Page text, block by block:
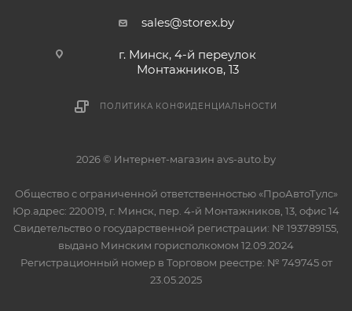
sales@storex.by
г. Минск, 4-й переулок
Монтажников, 13
ПОЛИТИКА КОНФИДЕНЦИАЛЬНОСТИ
2026 © Интернет-магазин avs-auto.by
Общество с ограниченной ответственностью «ПроАвтоТулс»
Юр.адрес: 220019, г. Минск, пер. 4-й Монтажников, 13, офис 14
Свидетельство о государственной регистрации: № 193789155,
выдано Минским горисполкомом 12.09.2024
Регистрационный номер в Торговом реестре: № 749745 от
23.05.2025